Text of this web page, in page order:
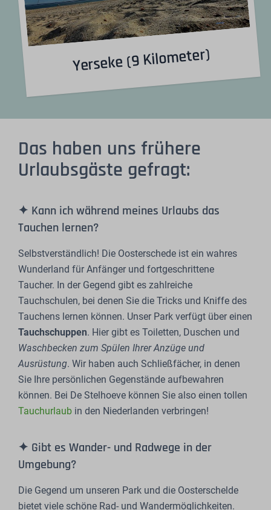
Yerseke (9 Kilometer)
Das haben uns frühere
Urlaubsgäste gefragt:
✦ Kann ich während meines Urlaubs das
Tauchen lernen?
Selbstverständlich! Die Oosterschede ist ein wahres
Wunderland für Anfänger und fortgeschrittene
Taucher. In der Gegend gibt es zahlreiche
Tauchschulen, bei denen Sie die Tricks und Kniffe des
Tauchens lernen können. Unser Park verfügt über einen
Tauchschuppen. Hier gibt es Toiletten, Duschen und
Waschbecken zum Spülen Ihrer Anzüge und
Ausrüstung. Wir haben auch Schließfächer, in denen
Sie Ihre persönlichen Gegenstände aufbewahren
können. Bei De Stelhoeve können Sie also einen tollen
Tauchurlaub in den Niederlanden verbringen!
✦ Gibt es Wander- und Radwege in der
Umgebung?
Die Gegend um unseren Park und die Oosterschelde
bietet viele schöne Rad- und Wandermöglichkeiten.